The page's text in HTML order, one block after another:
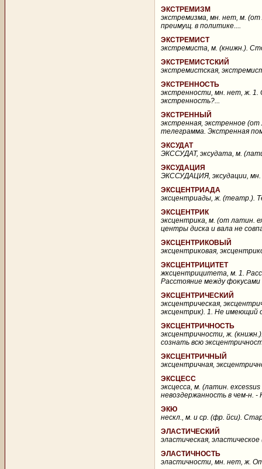
ЭКСТРЕМИЗМ
экстремизма, мн. нет, м. (от
преимущ. в политике....
ЭКСТРЕМИСТ
экстремиста, м. (книжн.).
ЭКСТРЕМИСТСКИЙ
экстремистская,
ЭКСТРЕННОСТЬ
экстренности, мн. нет, ж. 1.
экстренность?...
ЭКСТРЕННЫЙ
экстренная, экстренное
телеграмма. Экстренная
ЭКСУДАТ
ЭКССУДАТ, эксудата, м.
ЭКСУДАЦИЯ
ЭКССУДАЦИЯ, эксудации, мн.
ЭКСЦЕНТРИАДА
эксцентриады, ж. (театр.).
ЭКСЦЕНТРИК
эксцентрика, м. (от латин.
центры диска и вала не
ЭКСЦЕНТРИКОВЫЙ
эксцентриковая,
ЭКСЦЕНТРИЦИТЕТ
жксцентрицитета, м. 1.
Расстояние между
ЭКСЦЕНТРИЧЕСКИЙ
эксцентрическая,
эксцентрик). 1. Не имеющий
ЭКСЦЕНТРИЧНОСТЬ
эксцентричности, ж.
сознать всю
ЭКСЦЕНТРИЧНЫЙ
эксцентричная,
ЭКСЦЕСС
эксцесса, м. (латин.
невоздержанность в чем-н.
ЭКЮ
нескл., м. и ср. (фр. йcu).
ЭЛАСТИЧЕСКИЙ
эластическая,
ЭЛАСТИЧНОСТЬ
эластичности, мн. нет, ж.